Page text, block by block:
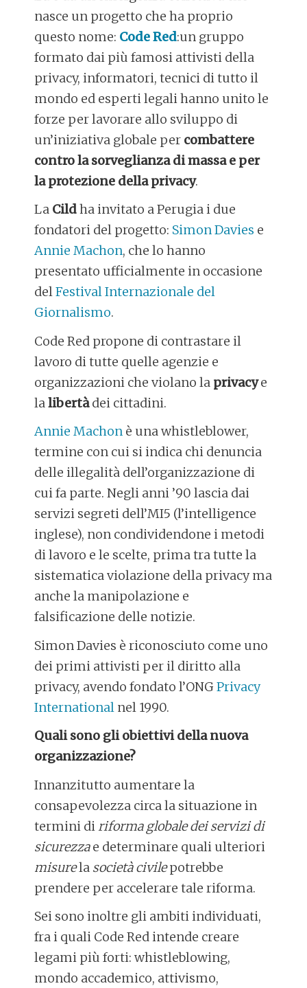
nasce un progetto che ha proprio
questo nome: Code Red:un gruppo
formato dai più famosi attivisti della
privacy, informatori, tecnici di tutto il
mondo ed esperti legali hanno unito le
forze per lavorare allo sviluppo di
un’iniziativa globale per combattere
contro la sorveglianza di massa e per
la protezione della privacy.
La Cildha invitato a Perugia i due
fondatori del progetto: Simon Davies e
Annie Machon, che lo hanno
presentato ufficialmente in occasione
delFestival Internazionale del
Giornalismo.
Code Red propone di contrastare il
lavoro di tutte quelle agenzie e
organizzazioni che violano la privacye
lalibertàdei cittadini.
Annie Machon è una whistleblower,
termine con cui si indica chi denuncia
delle illegalità dell’organizzazione di
cui fa parte. Negli anni ’90 lascia dai
servizi segreti dell’MI5 (l’intelligence
inglese), non condividendone i metodi
di lavoro e le scelte, prima tra tutte la
sistematica violazione della privacy ma
anche la manipolazione e
falsificazione delle notizie.
Simon Davies è riconosciuto come uno
dei primi attivisti per il diritto alla
privacy, avendo fondato l’ONGPrivacy
International nel 1990.
Quali sono gli obiettivi della nuova
organizzazione?
Innanzitutto aumentare la
consapevolezza circa la situazione in
termini diriforma globale dei servizi di
sicurezzae determinare quali ulteriori
misurela società civilepotrebbe
prendere per accelerare tale riforma.
Sei sono inoltre gli ambiti individuati,
fra i quali Code Red intende creare
legami più forti: whistleblowing,
mondo accademico, attivismo,